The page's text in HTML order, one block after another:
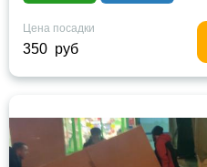
Цена посадки
350 руб